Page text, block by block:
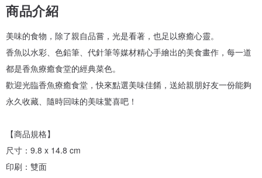
商品介紹
美味的食物，除了親自品嘗，光是看著，也足以療癒心靈。
香魚以水彩、色鉛筆、代針筆等媒材精心手繪出的美食畫作，每一道
都是香魚療癒食堂的經典菜色。
歡迎光臨香魚療癒食堂，快來點選美味佳餚，送給親朋好友一份能夠
永久收藏、隨時回味的美味驚喜吧！
【商品規格】
尺寸：9.8 x 14.8 cm
印刷：雙面